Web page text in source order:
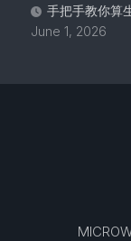
手把手教你算
June 1, 2026